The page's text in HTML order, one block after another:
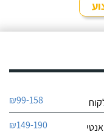
אצלם. אני
את כל ההגדרות
מהר לקריאות
אם ביקור הבית
יתר על המידה, הוא
₪99-158
₪149-190